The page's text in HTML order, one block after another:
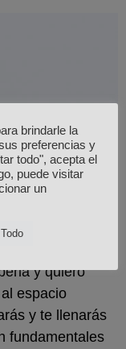
y quiero
espacio
y te llenarás
fundamentales
brindarle la
preferencias y
todo", acepta el
puede visitar
un